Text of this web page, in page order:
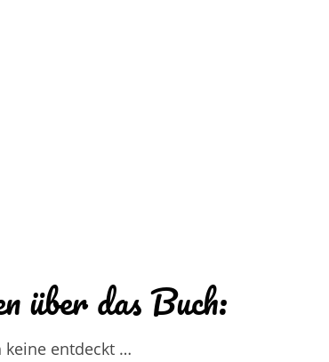
über das Buch:
entdeckt …